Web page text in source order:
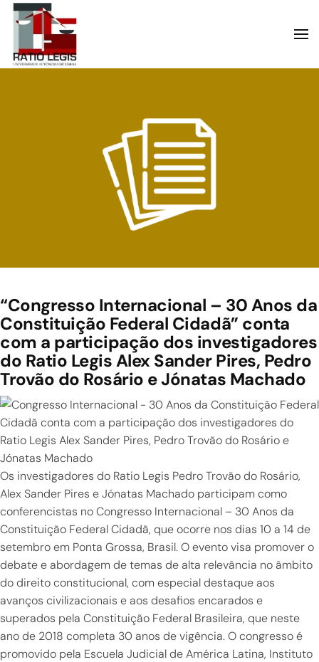
Skip to main content
“Congresso Internacional – 30 Anos da
Constituição Federal Cidadã” conta
com a participação dos investigadores
do Ratio Legis Alex Sander Pires, Pedro
Trovão do Rosário e Jónatas Machado
Os investigadores do Ratio Legis Pedro Trovão do Rosário,
Alex Sander Pires e Jónatas Machado participam como
conferencistas no Congresso Internacional – 30 Anos da
Constituição Federal Cidadã, que ocorre nos dias 10 a 14 de
setembro em Ponta Grossa, Brasil. O evento visa promover o
debate e abordagem de temas de alta relevância no âmbito
do direito constitucional, com especial destaque aos
avanços civilizacionais e aos desafios encarados e
superados pela Constituição Federal Brasileira, que neste
ano de 2018 completa 30 anos de vigência. O congresso é
promovido pela Escuela Judicial de América Latina, Instituto